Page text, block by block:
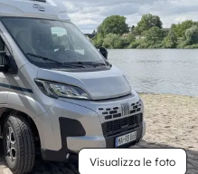
Visualizza le foto